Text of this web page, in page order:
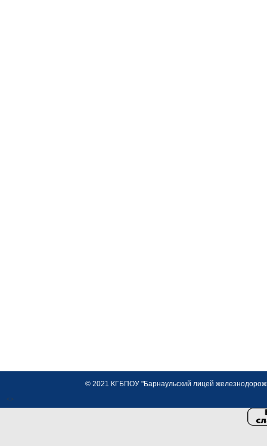
© 2021 КГБПОУ "Барнаульский лицей
<>